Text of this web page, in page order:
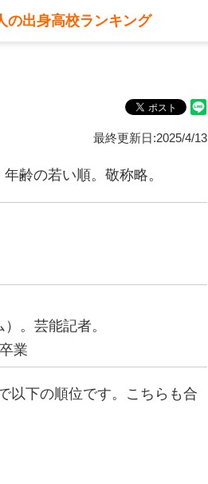
の出身高校ランキング
最終更新日:2025/4/13
齢の若い順。敬称略。
。芸能記者。
業
以下の順位です。こちらも合